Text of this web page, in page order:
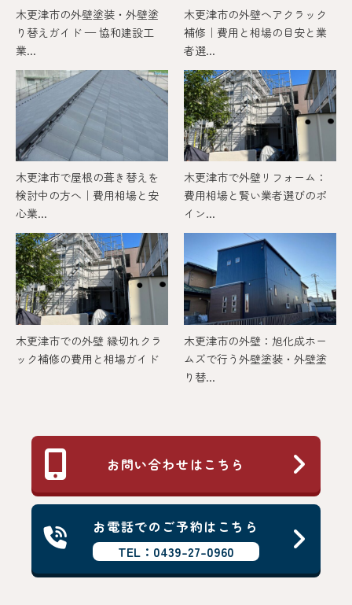
木更津市の外壁塗装・外壁塗
り替えガイド — 協和建設工
業...
木更津市の外壁ヘアクラック
補修｜費用と相場の目安と業
者選...
木更津市で屋根の葺き替えを
検討中の方へ｜費用相場と安
心業...
木更津市で外壁リフォーム：
費用相場と賢い業者選びのポ
イン...
木更津市での外壁 縁切れクラ
ック補修の費用と相場ガイド
木更津市の外壁：旭化成ホー
ムズで行う外壁塗装・外壁塗
り替...
お問い合わせはこちら
お電話でのご予約はこちら
TEL：0439-27-0960